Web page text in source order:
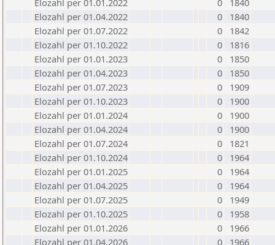
Elozahl per 01.01.2022
0
1840
Elozahl per 01.04.2022
0
1840
Elozahl per 01.07.2022
0
1842
Elozahl per 01.10.2022
0
1816
Elozahl per 01.01.2023
0
1850
Elozahl per 01.04.2023
0
1850
Elozahl per 01.07.2023
0
1909
Elozahl per 01.10.2023
0
1900
Elozahl per 01.01.2024
0
1900
Elozahl per 01.04.2024
0
1900
Elozahl per 01.07.2024
0
1821
Elozahl per 01.10.2024
0
1964
Elozahl per 01.01.2025
0
1964
Elozahl per 01.04.2025
0
1964
Elozahl per 01.07.2025
0
1949
Elozahl per 01.10.2025
0
1958
Elozahl per 01.01.2026
0
1966
Elozahl per 01.04.2026
0
1966